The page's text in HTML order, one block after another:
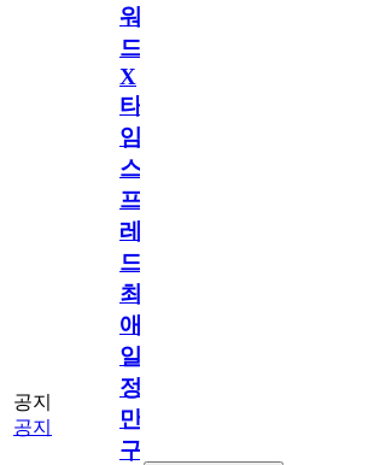
공지
공지
워
드
X
타
임
스
프
레
드]
최
애
일
정
만
구